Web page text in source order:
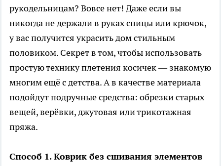
рукодельницам? Вовсе нет! Даже если вы
никогда не держали в руках спицы или крючок,
у вас получится украсить дом стильным
половиком. Секрет в том, чтобы использовать
простую технику плетения косичек — знакомую
многим ещё с детства. А в качестве материала
подойдут подручные средства: обрезки старых
вещей, верёвки, джутовая или трикотажная
пряжа.
Способ 1. Коврик без сшивания элементов